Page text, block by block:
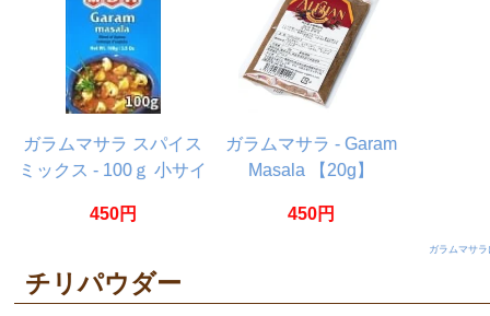
ガラムマサラ スパイス
ミックス - 100ｇ 小サイ
450円
ガラムマサラ - Garam
Masala 【20g】
450円
ガラムマサ
チリパウダー